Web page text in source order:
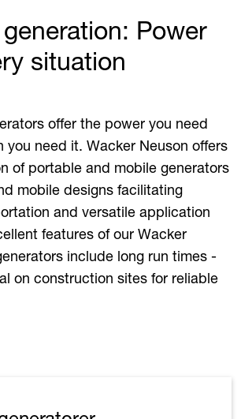
Power
situation
offer the power you need
you need it. Wacker Neuson offers
of portable and mobile generators
mobile designs facilitating
and versatile application
features of our Wacker
include long run times -
on construction sites for reliable